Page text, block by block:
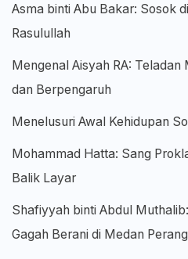
Asma binti Abu Bakar: Sosok
Rasulullah
Mengenal Aisyah RA:
dan Berpengaruh
Menelusuri Awal Kehidupan
Mohammad Hatta: Sang
Balik Layar
Shafiyyah binti Abdul
Gagah Berani di Medan Perang